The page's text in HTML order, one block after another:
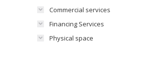
Commercial services
Financing Services
Physical space